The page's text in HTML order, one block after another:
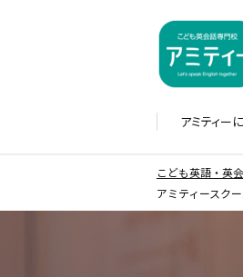
アミティーに
こども英語・英
アミティースク